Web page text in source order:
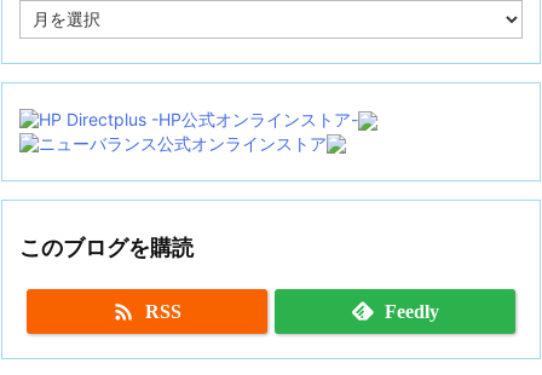
ー
イ
このブログを購読
 RSS Feedly